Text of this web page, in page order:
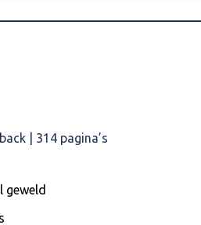
als in mijn persoonlijk
Dit boek is subliem. Dat zeg ik niet
ervaringsdeskundigheid. Dit
| 314 pagina’s
geweld